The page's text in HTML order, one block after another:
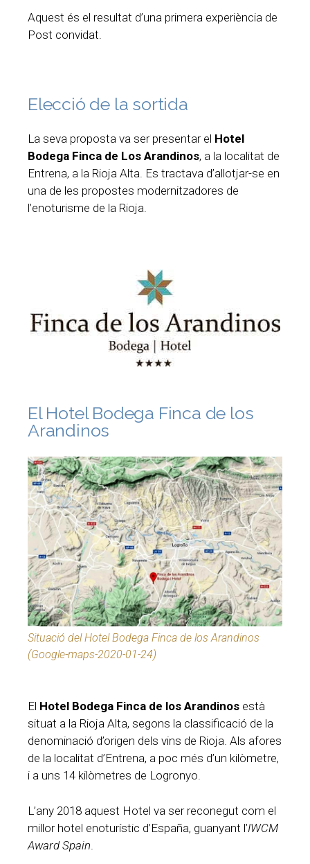
Aquest és el resultat d’una primera experiència de
Post convidat.
Elecció de la sortida
La seva proposta va ser presentar el Hotel
Bodega Finca de Los Arandinos, a la localitat de
Entrena, a la Rioja Alta. Es tractava d’allotjar-se en
una de les propostes modernitzadores de
l’enoturisme de la Rioja.
El Hotel Bodega Finca de los
Arandinos
Situació del Hotel Bodega Finca de los Arandinos
(Google-maps-2020-01-24)
El Hotel Bodega Finca de los Arandinos està
situat a la Rioja Alta, segons la classificació de la
denominació d’origen dels vins de Rioja. Als afores
de la localitat d’Entrena, a poc més d’un kilòmetre,
i a uns 14 kilòmetres de Logronyo.
L’any 2018 aquest Hotel va ser reconegut com el
millor hotel enoturístic d’España, guanyant l’IWCM
Award Spain